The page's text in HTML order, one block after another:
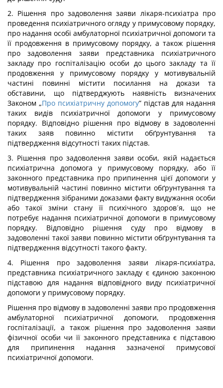
2. Рішення про задоволення заяви лікаря-психіатра про
проведення психіатричного огляду у примусовому порядку,
про надання особі амбулаторної психіатричної допомоги та
її продовження в примусовому порядку, а також рішення
про задоволення заяви представника психіатричного
закладу про госпіталізацію особи до цього закладу та її
продовження у примусовому порядку у мотивувальній
частині повинні містити посилання на докази та
обставини, що підтверджують наявність визначених
Законом „Про психіатричну допомогу” підстав для надання
таких видів психіатричної допомоги у примусовому
порядку. Відповідно рішення про відмову в задоволенні
таких заяв повинно містити обґрунтування та
підтвердження відсутності таких підстав.
3. Рішення про задоволення заяви особи, якій надається
психіатрична допомога у примусовому порядку, або її
законного представника про припинення цієї допомоги у
мотивувальній частині повинно містити обґрунтування та
підтвердження зібраними доказами факту видужання особи
або такої зміни стану її психічного здоров´я, що не
потребує надання психіатричної допомоги в примусовому
порядку. Відповідно рішення суду про відмову в
задоволенні такої заяви повинно містити обґрунтування та
підтвердження відсутності такого факту.
4. Рішення про задоволення заяви лікаря-психіатра,
представника психіатричного закладу є єдиною законною
підставою для надання відповідного виду психіатричної
допомоги у примусовому порядку.
Рішення про відмову в задоволенні заяви про продовження
амбулаторної психіатричної допомоги, продовження
госпіталізації, а також рішення про задоволення заяви
фізичної особи чи її законного представника є підставою
для припинення надання зазначеної примусової
психіатричної допомоги.